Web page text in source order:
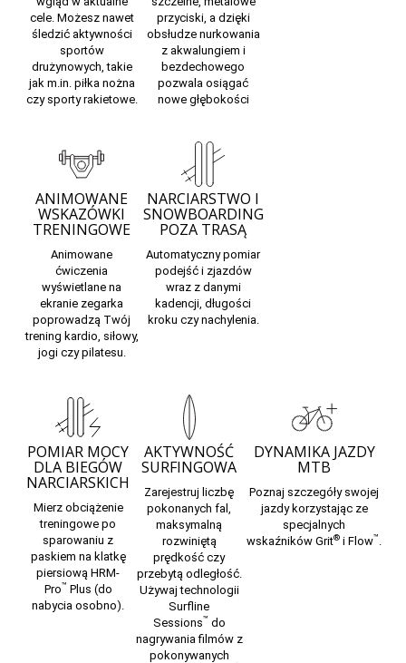
cele. Możesz nawet
śledzić aktywności
sportów
drużynowych, takie
jak m.in. piłka nożna
czy sporty rakietowe.
przyciski, a dzięki
obsłudze nurkowania
z akwalungiem i
bezdechowego
pozwala osiągać
nowe głębokości
ANIMOWANE
WSKAZÓWKI
TRENINGOWE
Animowane
ćwiczenia
wyświetlane na
ekranie zegarka
poprowadzą Twój
trening kardio, siłowy,
jogi czy pilatesu.
NARCIARSTWO I
SNOWBOARDING
POZA TRASĄ
Automatyczny pomiar
podejść i zjazdów
wraz z danymi
kadencji, długości
kroku czy nachylenia.
POMIAR MOCY
DLA BIEGÓW
NARCIARSKICH
Mierz obciążenie
treningowe po
sparowaniu z
paskiem na klatkę
piersiowąHRM-
Pro™ Plus (do
nabycia osobno).
AKTYWNOŚĆ
SURFINGOWA
Zarejestruj liczbę
pokonanych fal,
maksymalną
rozwiniętą
prędkość czy
przebytą odległość.
Używajtechnologii
Surfline
Sessions™ do
nagrywania filmów z
pokonywanych
DYNAMIKA JAZDY
MTB
Poznaj szczegóły swojej
jazdy korzystając ze
specjalnych
wskaźników Grit® i Flow™